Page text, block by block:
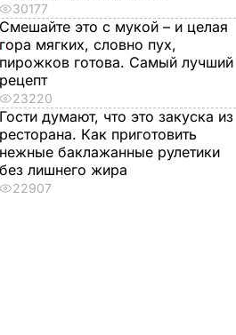
землю
из
30177
Смешайте это с мукой – и целая
гора мягких, словно пух,
пирожков готова. Самый лучший
рецепт
23220
Гости думают, что это закуска из
ресторана. Как приготовить
нежные баклажанные рулетики
без лишнего жира
22907